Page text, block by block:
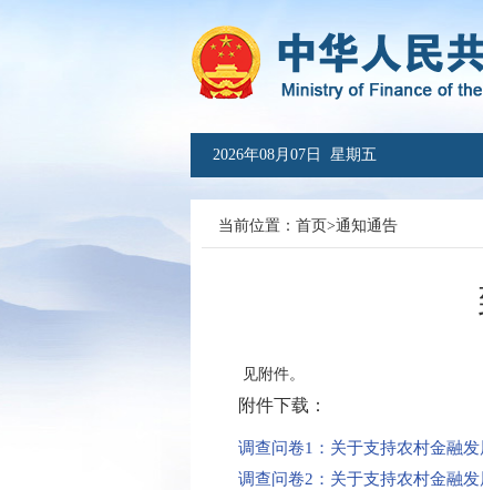
2026年08月07日 星期五
当前位置： 首页>通知通告
见附件。
附件下载：
调查问卷1：关于支持农村金融
调查问卷2：关于支持农村金融